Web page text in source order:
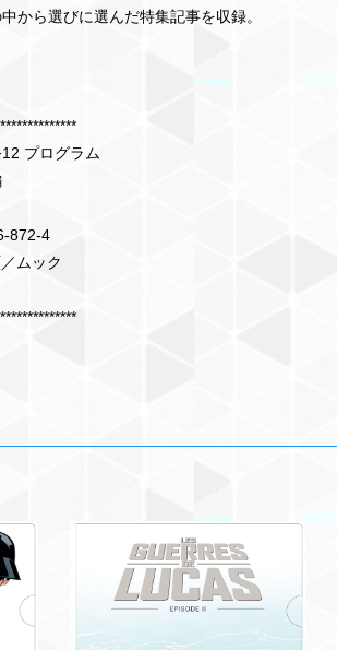
から選びに選んだ特集記事を収録。
プログラム
872-4
ムック